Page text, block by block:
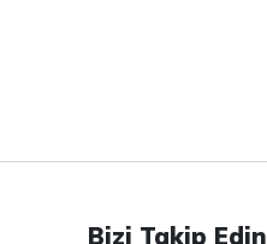
Bizi Takip Edin